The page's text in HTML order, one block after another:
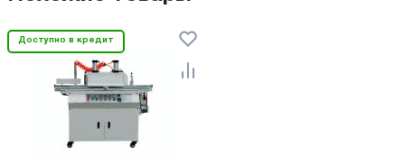
Доступно в кредит